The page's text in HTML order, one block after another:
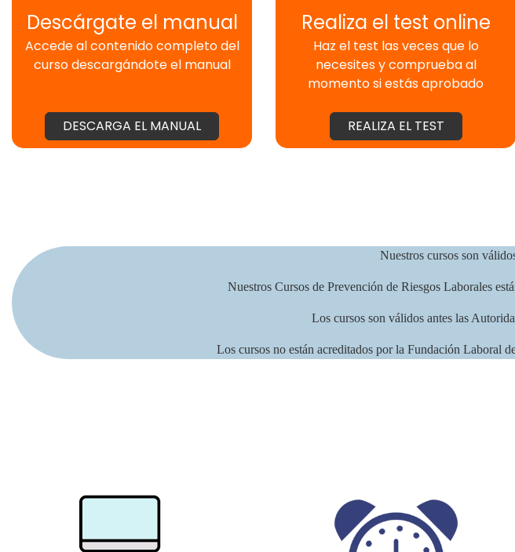
Descárgate el manual
Accede al contenido completo del
curso descargándote el manual
DESCARGA EL MANUAL
Realiza el test online
Haz el test las veces que lo
necesites y comprueba al
momento si estás aprobado
REALIZA EL TEST
Nuestros cursos son
Nuestros Cursos de Prevención de Riesgos Laborales
Los cursos son válidos antes las
Los cursos no están acreditados por la Fundación Laboral